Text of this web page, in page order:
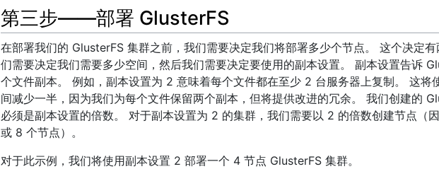
第三步——部署 GlusterFS
在部署我们的 GlusterFS 集群之前，我们需要决定我们将部署多少个节点。 这个决定
们需要决定我们需要多少空间，然后我们需要决定要使用的副本设置。 副本设置告诉
个文件副本。 例如，副本设置为 2 意味着每个文件都在至少 2 台服务器上复制。 这将
间减少一半，因为我们为每个文件保留两个副本，但将提供改进的冗余。 我们创建的
必须是副本设置的倍数。 对于副本设置为 2 的集群，我们需要以 2 的倍数创建节点（
或 8 个节点）。
对于此示例，我们将使用副本设置 2 部署一个 4 节点 GlusterFS 集群。